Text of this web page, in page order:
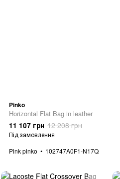
Pinko
Horizontal Flat Bag in leather
11 107 грн 12 208 грн
Під замовлення
Pink pinko
102747A0F1-N17Q